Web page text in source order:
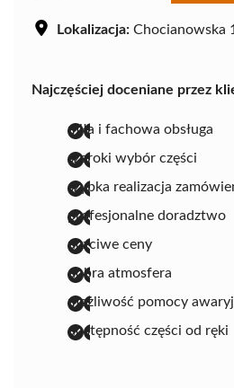
Lokalizacja: Chocianowska
Najczęściej doceniane przez
miła i fachowa obsługa
szeroki wybór części
szybka realizacja
profesjonalne doradztwo
uczciwe ceny
dobra atmosfera
możliwość pomocy
dostępność części od ręki